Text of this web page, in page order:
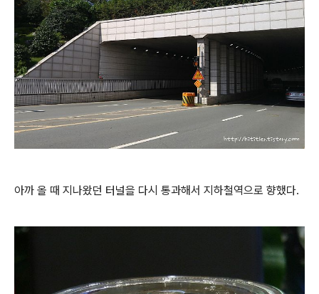
아까 올 때 지나왔던 터널을 다시 통과해서 지하철역으로 향했다.